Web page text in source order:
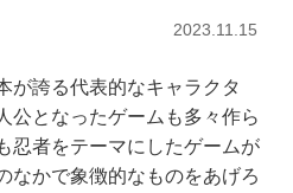
2023.11.15
が誇る代表的なキャラクタ
公となったゲームも多々作ら
忍者をテーマにしたゲームが
なかで象徴的なものをあげろ